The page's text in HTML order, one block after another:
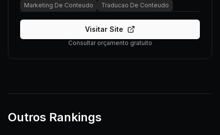
Marketing De Conteudo
Traducao De Conteudo
Visitar Site
Consultar orçamento gratuito
Outros Rankings